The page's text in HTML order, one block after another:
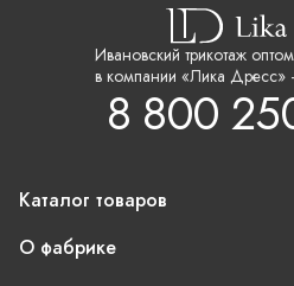
Ивановский трикотаж
в компании «Лика
8 800
Каталог товаров
О фабрике